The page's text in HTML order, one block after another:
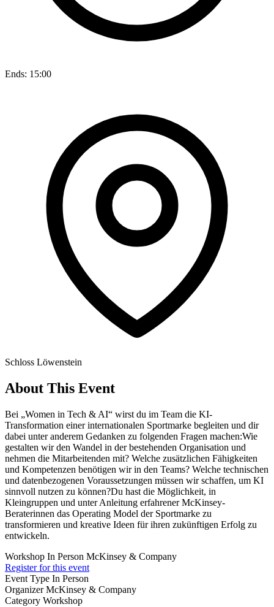
Ends: 15:00
Schloss Löwenstein
About This Event
Bei „Women in Tech & AI“ wirst du im Team die KI-
Transformation einer internationalen Sportmarke begleiten und dir
dabei unter anderem Gedanken zu folgenden Fragen machen:Wie
gestalten wir den Wandel in der bestehenden Organisation und
nehmen die Mitarbeitenden mit? Welche zusätzlichen Fähigkeiten
und Kompetenzen benötigen wir in den Teams? Welche technischen
und datenbezogenen Voraussetzungen müssen wir schaffen, um KI
sinnvoll nutzen zu können?Du hast die Möglichkeit, in
Kleingruppen und unter Anleitung erfahrener McKinsey-
Beraterinnen das Operating Model der Sportmarke zu
transformieren und kreative Ideen für ihren zukünftigen Erfolg zu
entwickeln.
Workshop In Person McKinsey & Company
Register for this event
Event Type In Person
Organizer McKinsey & Company
Category Workshop